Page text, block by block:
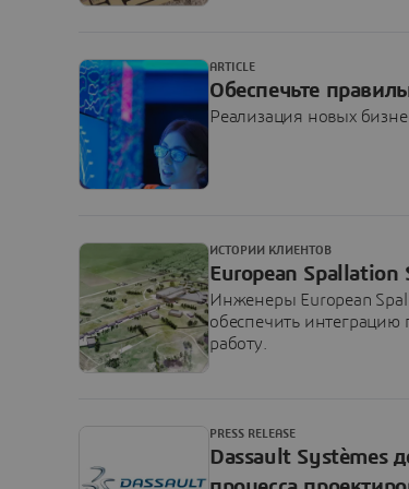
Обеспечьте
Реализация новых
ARTICLE
European Spallation
Инженеры European
обеспечить
работу.
ИСТОРИИ КЛИЕНТОВ
Dassault Systèmes
PRESS RELEASE